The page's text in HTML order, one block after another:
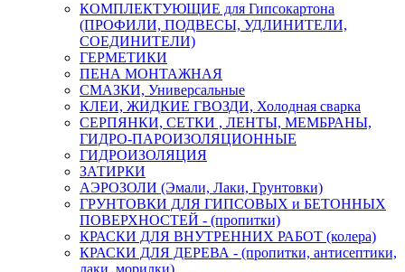
КОМПЛЕКТУЮЩИЕ для Гипсокартона
(ПРОФИЛИ, ПОДВЕСЫ, УДЛИНИТЕЛИ,
СОЕДИНИТЕЛИ)
ГЕРМЕТИКИ
ПЕНА МОНТАЖНАЯ
СМАЗКИ, Универсальные
КЛЕИ, ЖИДКИЕ ГВОЗДИ, Холодная сварка
СЕРПЯНКИ, СЕТКИ , ЛЕНТЫ, МЕМБРАНЫ,
ГИДРО-ПАРОИЗОЛЯЦИОННЫЕ
ГИДРОИЗОЛЯЦИЯ
ЗАТИРКИ
АЭРОЗОЛИ (Эмали, Лаки, Грунтовки)
ГРУНТОВКИ ДЛЯ ГИПСОВЫХ и БЕТОННЫХ
ПОВЕРХНОСТЕЙ - (пропитки)
КРАСКИ ДЛЯ ВНУТРЕННИХ РАБОТ (колера)
КРАСКИ ДЛЯ ДЕРЕВА - (пропитки, антисептики,
лаки, морилки)